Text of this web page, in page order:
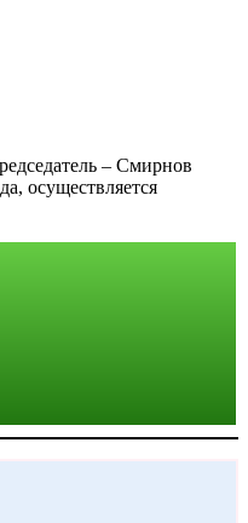
– Смирнов
осуществляется